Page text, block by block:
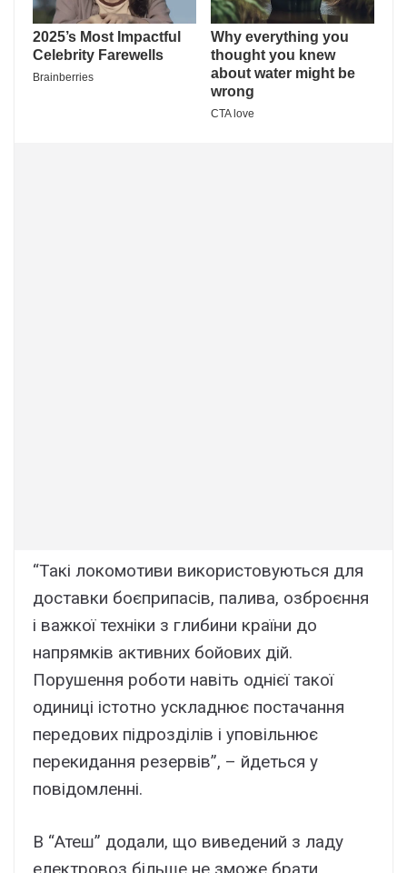
“Такі локомотиви використовуються для
доставки боєприпасів, палива, озброєння
і важкої техніки з глибини країни до
напрямків активних бойових дій.
Порушення роботи навіть однієї такої
одиниці істотно ускладнює постачання
передових підрозділів і уповільнює
перекидання резервів”, – йдеться у
повідомленні.
В “Атеш” додали, що виведений з ладу